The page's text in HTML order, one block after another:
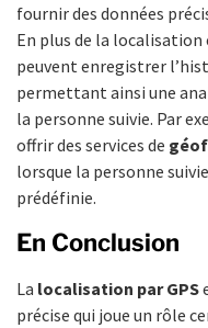
fournir des données
En plus de la
peuvent enregistrer
permettant ainsi une
la personne suivie. Par
offrir des services de
lorsque la personne
prédéfinie.
En Conclusion
La localisation par GPS
précise qui joue un rôle